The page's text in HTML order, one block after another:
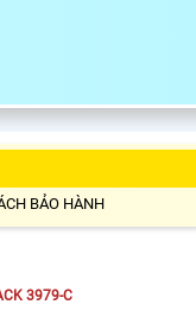
BẢO HÀNH
3979-C